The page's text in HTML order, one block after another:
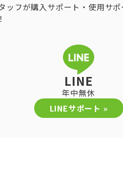
ッフが購入サポート・使用サ
LINE
年中無休
LINEサポート »